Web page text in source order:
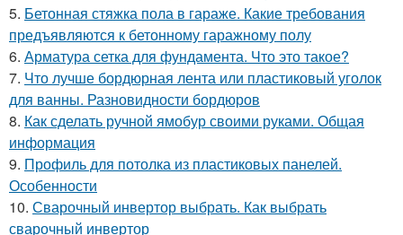
5. Бетонная стяжка пола в гараже. Какие требования
предъявляются к бетонному гаражному полу
6. Арматура сетка для фундамента. Что это такое?
7. Что лучше бордюрная лента или пластиковый уголок
для ванны. Разновидности бордюров
8. Как сделать ручной ямобур своими руками. Общая
информация
9. Профиль для потолка из пластиковых панелей.
Особенности
10. Сварочный инвертор выбрать. Как выбрать
сварочный инвертор